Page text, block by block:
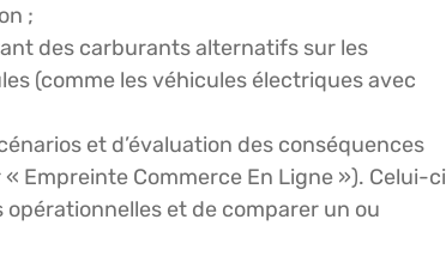
;
des carburants alternatifs sur les
(comme les véhicules électriques avec
et d’évaluation des conséquences
Empreinte Commerce En Ligne »). Celui-ci
opérationnelles et de comparer un ou